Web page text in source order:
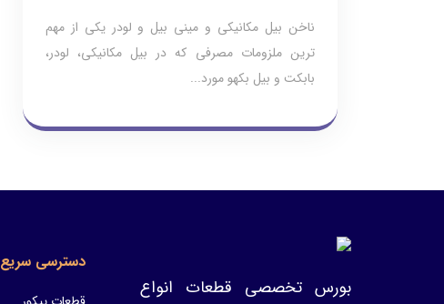
ناخن بیل مکانیکی و مینی بیل و لودر یکی از مهم
ترین ملزومات مصرفی که در بیل مکانیکی، لودر،
بابکت و بیل بکهو مورد...
بورس تخصصی قطعات انواع
دسترسی سریع